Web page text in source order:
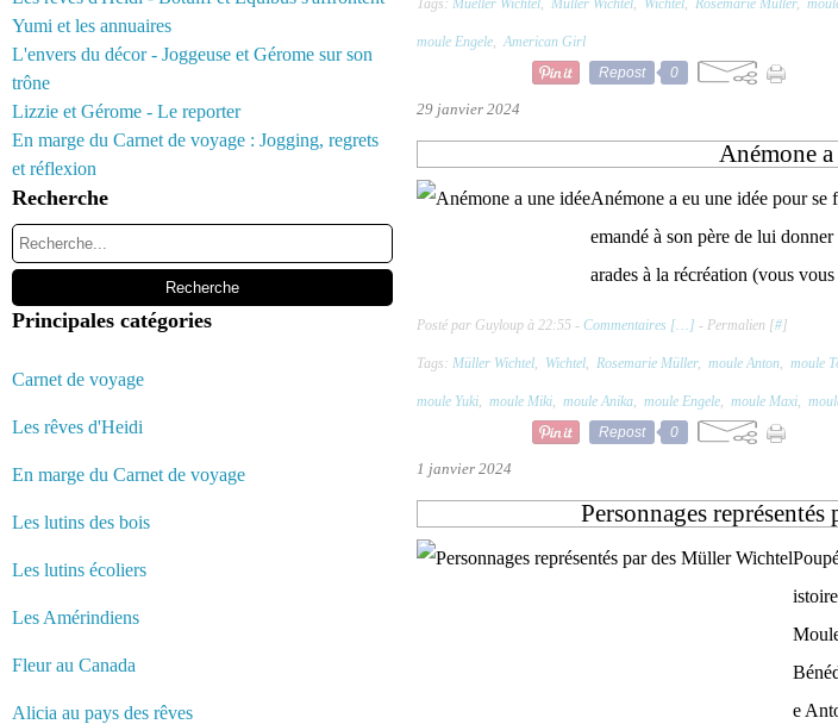
Yumi et les annuaires
L'envers du décor - Joggeuse et Gérome sur son
trône
Lizzie et Gérome - Le reporter
En marge du Carnet de voyage : Jogging, regrets
et réflexion
Recherche
Principales catégories
Carnet de voyage
Les rêves d'Heidi
En marge du Carnet de voyage
Les lutins des bois
Les lutins écoliers
Les Amérindiens
Fleur au Canada
Alicia au pays des rêves
Tags: Mueller Wichtel, Müller Wichtel, Wichtel, Rosemarie Müller,
moule Engele, American Girl
Repost
0
29 janvier 2024
Anémone
Anémone a eu une idée pour se
emandé à son père de lui
arades à la récréation (vous
Posté par Guyloup à 22:55 - Commentaires [… ] - Permalien [#]
Tags: Müller Wichtel, Wichtel, Rosemarie Müller, moule Anton, moule
moule Yuki, moule Miki, moule Anika, moule Engele, moule Maxi,
Repost
0
1 janvier 2024
Personnages
e